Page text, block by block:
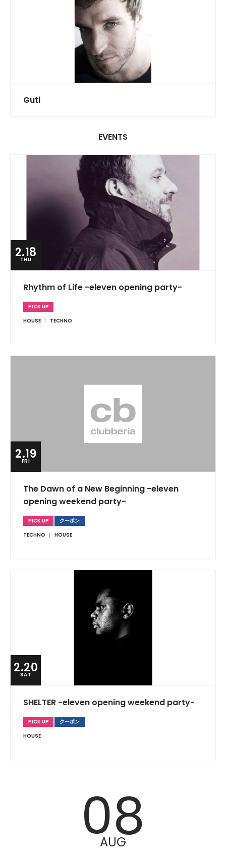
Guti
EVENTS
2.18
THU
Rhythm of Life -eleven opening party-
PICK UP
HOUSE
TECHNO
2.19
FRI
The Dawn of a New Beginning -eleven
opening weekend party-
PICK UP
クーポン
TECHNO
HOUSE
2.20
SAT
SHELTER -eleven opening weekend party-
PICK UP
クーポン
HOUSE
08
AUG